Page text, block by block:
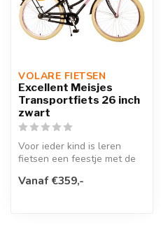
VOLARE FIETSEN
Excellent Meisjes
Transportfiets 26 inch
zwart
Voor ieder kind is leren
fietsen een feestje met de
kin...
Vanaf €359,-